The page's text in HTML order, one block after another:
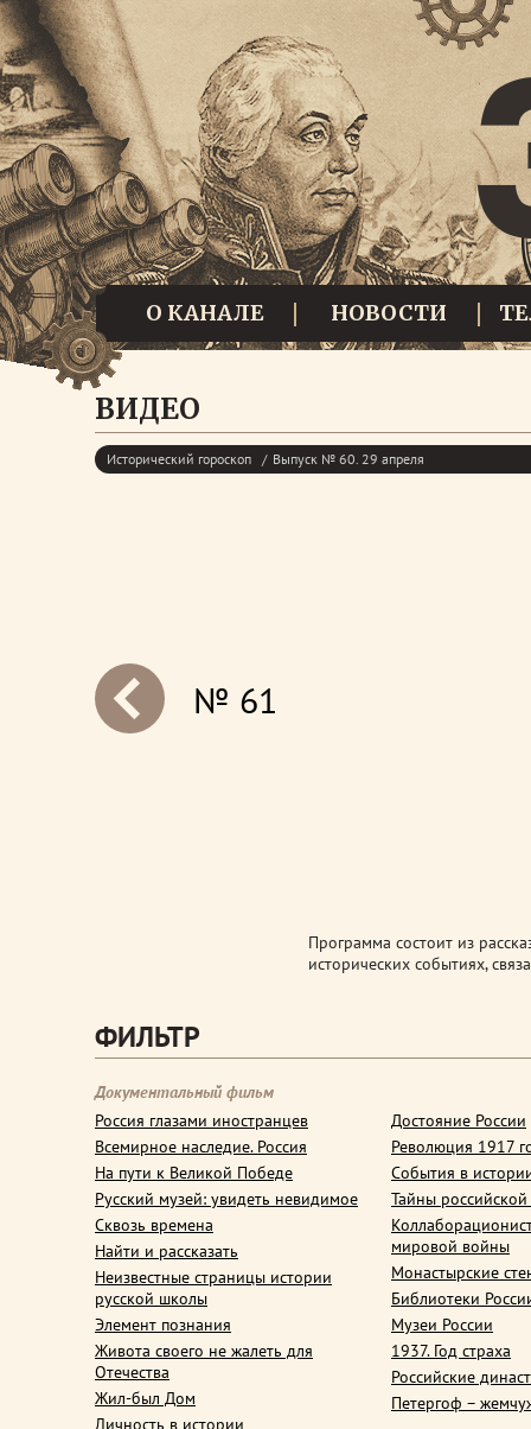
О КАНАЛЕ НОВОСТИ
ВИДЕО
Исторический гороскоп Выпуск № 60. 29 апреля
№ 61
Программа состоит из
исторических событиях,
ФИЛЬТР
Документальный фильм
Россия глазами иностранцев
Всемирное наследие. Россия
На пути к Великой Победе
Русский музей: увидеть невидимое
Сквозь времена
Найти и рассказать
Неизвестные страницы истории
русской школы
Элемент познания
Живота своего не жалеть для
Отечества
Жил-был Дом
Личность в истории
Достояние России
Революция 1917
События в
Тайны
мировой войны
Монастырские
Библиотеки
Музеи России
1937. Год страха
Российские
Петергоф –